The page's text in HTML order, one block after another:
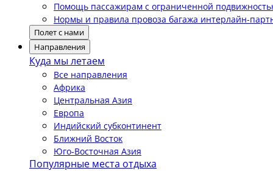
Помощь пассажирам с ограниченной
Нормы и правила провоза багажа интерлайн-
Полет с нами
Направления
Куда мы летаем
Все направления
Африка
Центральная Азия
Европа
Индийский субконтинент
Ближний Восток
Юго-Восточная Азия
Популярные места отдыха